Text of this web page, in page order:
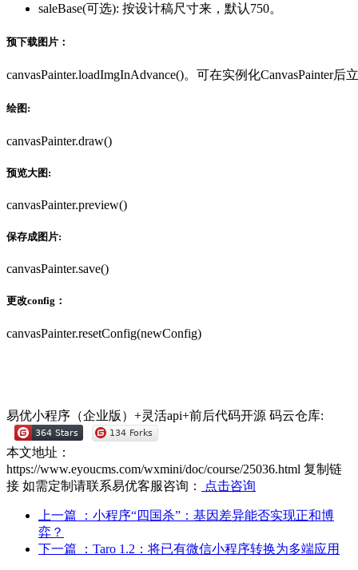
saleBase(可选): 按设计稿尺寸来，默认750。
预下载图片：
canvasPainter.loadImgInAdvance()。可在实例化CanvasPainter后
绘图:
canvasPainter.draw()
预览大图:
canvasPainter.preview()
保存成图片:
canvasPainter.save()
更改config：
canvasPainter.resetConfig(newConfig)
易优小程序（企业版）+灵活api+前后代码开源 码云仓库:
本文地址：
https://www.eyoucms.com/wxmini/doc/course/25036.html 复制链
接 如需定制请联系易优客服咨询： 点击咨询
上一篇
：小程序“四国杀”：基因差异能否实现正和博
弈？
下一篇
：Taro 1.2：将已有微信小程序转换为多端应用